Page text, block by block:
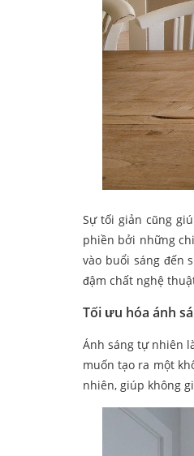
Sự tối giản cũng
phiền bởi những
vào buổi sáng đến
đậm chất nghệ
Tối ưu hóa ánh
Ánh sáng tự nhiên
muốn tạo ra một
nhiên, giúp không